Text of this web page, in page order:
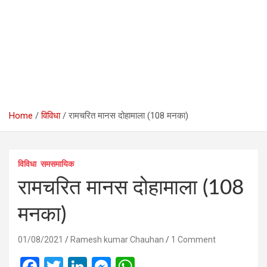
Home विविधा रामचरित मानस दोहामाला (108 मनका)
विविधा समसमायिक
रामचरित मानस दोहामाला (108
मनका)
01/08/2021 Ramesh kumar Chauhan 1 Comment